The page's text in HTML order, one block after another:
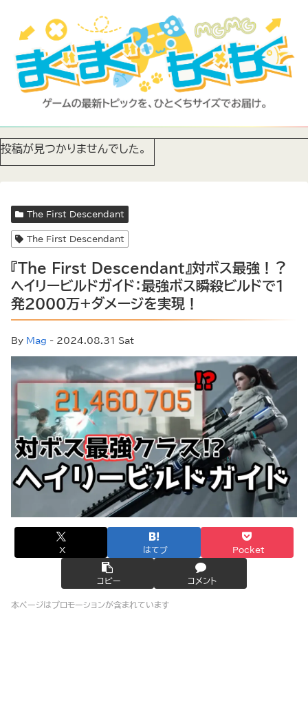
投稿が見つかりませんでした。
The First Descendant
The First Descendant
『The First Descendant』対ボス最強！？
ヘイリービルドガイド：最強ボス瞬殺ビルドで1
発2000万+ダメージを実現！
By Mag - 2024.08.31 Sat
X はてブ Pocket
コピー コメント
本ページはプロモーションが含まれています